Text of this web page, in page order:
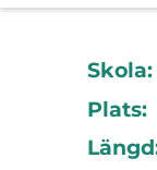
Skola:
Plats: